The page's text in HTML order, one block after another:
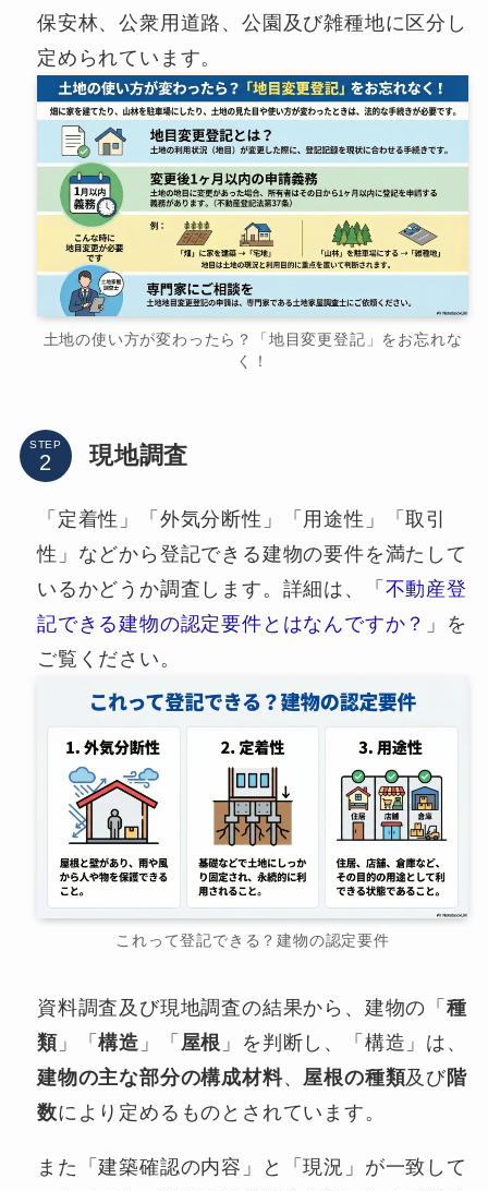
保安林、公衆用道路、公園及び雑種地に区分し
定められています。
土地の使い方が変わったら？「地目変更登記」をお忘れな
く！
STEP 現地調査
「定着性」「外気分断性」「用途性」「取引
性」などから登記できる建物の要件を満たして
いるかどうか調査します。詳細は、「 不動産登
記できる建物の認定要件とはなんですか？ 」を
ご覧ください。
これって登記できる？建物の認定要件
資料調査及び現地調査の結果から、建物の「種
類 」「構造 」「 屋根 」を判断し、「構造」は、
建物の主な部分の構成材料、 屋根の種類及び階
数により定めるものとされています。
また「建築確認の内容」と「現況」が一致して